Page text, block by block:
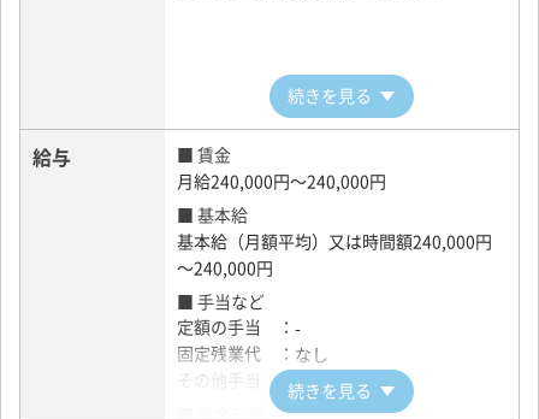
続きを見る
給与
■ 賃金
月給240,000円～240,000円
■ 基本給
基本給（月額平均）又は時間額240,000円
～240,000円
■ 手当など
定額の手当 ： -
固定残業代 ： なし
その他手当 ：なし
続きを見る